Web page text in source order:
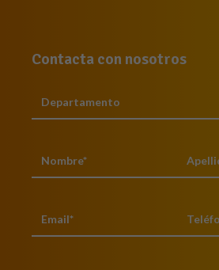
Contacta con nosotros